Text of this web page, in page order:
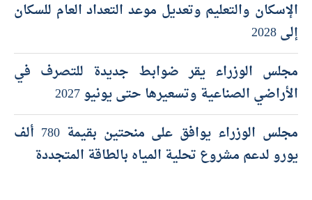
مجلس الوزراء يوافق على حزمة قرارات تشمل
الإسكان والتعليم وتعديل موعد التعداد العام للسكان
إلى 2028
مجلس الوزراء يقر ضوابط جديدة للتصرف في
الأراضي الصناعية وتسعيرها حتى يونيو 2027
مجلس الوزراء يوافق على منحتين بقيمة 780 ألف